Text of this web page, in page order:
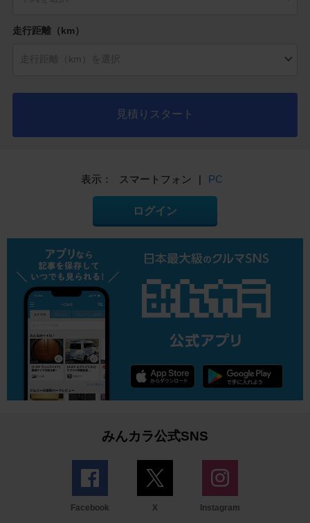
走行距離（km）
見積りスタート
表示： スマートフォン | PC
ログイン
みんカラ公式SNS
Facebook X Instagram